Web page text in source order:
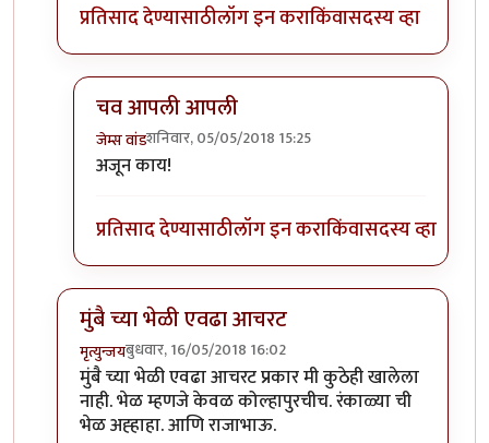
प्रतिसाद देण्यासाठीलॉग इन कराकिंवासदस्य व्हा
चव आपली आपली
जेम्स वांडशनिवार, 05/05/2018 15:25
In reply to
अजून काय!
प्रतिसाद देण्यासाठीलॉग इन कराकिंवासदस्य व्हा
मुंबै च्या भेळी एवढा आचरट
मृत्युन्जयबुधवार, 16/05/2018 16:02
In reply toकाही जुन्या मिपाकरांनुसारbyजेम्स वांड
मुंबै च्या भेळी एवढा आचरट प्रकार मी कुठेही खालेला
नाही. भेळ म्हणजे केवळ कोल्हापुरचीच. रंकाळ्या ची
भेळ अह्हाहा. आणि राजाभाऊ.